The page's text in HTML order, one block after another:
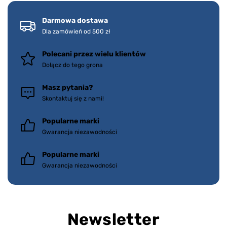
Darmowa dostawa
Dla zamówień od 500 zł
Polecani przez wielu klientów
Dołącz do tego grona
Masz pytania?
Skontaktuj się z nami!
Popularne marki
Gwarancja niezawodności
Popularne marki
Gwarancja niezawodności
Newsletter